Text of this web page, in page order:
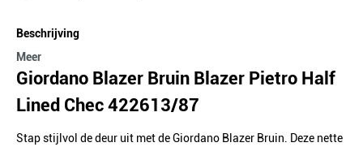
Beschrijving
Meer
Giordano Blazer Bruin Blazer Pietro Half
Lined Chec 422613/87
Stap stijlvol de deur uit met de Giordano Blazer Bruin. Deze nette